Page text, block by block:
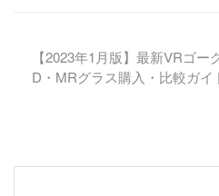
【2023年1月版】最新VRゴー
D・MRグラス購入・比較ガイ